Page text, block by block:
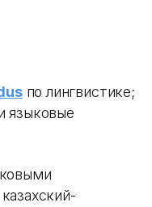
по лингвистике;
языковые